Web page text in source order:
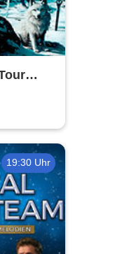
19:30 Uhr